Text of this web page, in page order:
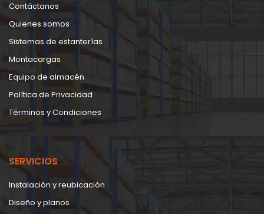
Contáctanos
Quienes somos
Sistemas de estanterías
Montacargas
Equipo de almacén
Política de Privacidad
Términos y Condiciones
SERVICIOS
Instalación y reubicación
Diseño y planos